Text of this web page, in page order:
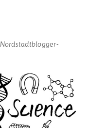
Nordstadtblogger-